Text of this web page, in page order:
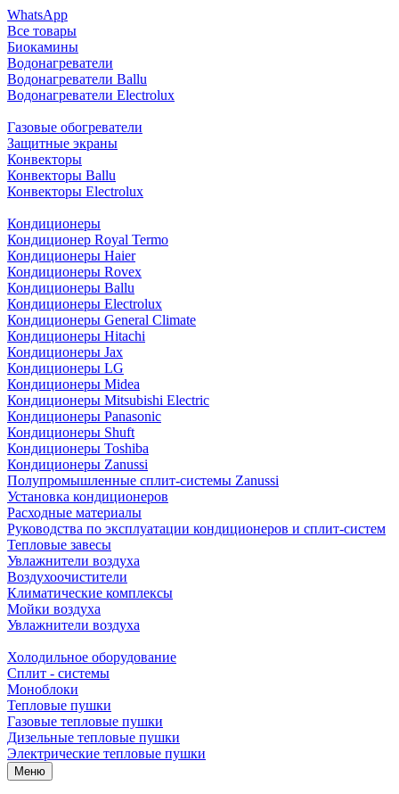
WhatsApp
Все товары
Биокамины
Водонагреватели
Водонагреватели Ballu
Водонагреватели Electrolux
Газовые обогреватели
Защитные экраны
Конвекторы
Конвекторы Ballu
Конвекторы Electrolux
Кондиционеры
Кондиционер Royal Termo
Кондиционеры Haier
Кондиционеры Rovex
Кондиционеры Ballu
Кондиционеры Electrolux
Кондиционеры General Climate
Кондиционеры Hitachi
Кондиционеры Jax
Кондиционеры LG
Кондиционеры Midea
Кондиционеры Mitsubishi Electric
Кондиционеры Panasonic
Кондиционеры Shuft
Кондиционеры Toshiba
Кондиционеры Zanussi
Полупромышленные сплит-системы Zanussi
Установка кондиционеров
Расходные материалы
Руководства по эксплуатации кондиционеров и сплит-систем
Тепловые завесы
Увлажнители воздуха
Воздухоочистители
Климатические комплексы
Мойки воздуха
Увлажнители воздуха
Холодильное оборудование
Сплит - системы
Моноблоки
Тепловые пушки
Газовые тепловые пушки
Дизельные тепловые пушки
Электрические тепловые пушки
Меню